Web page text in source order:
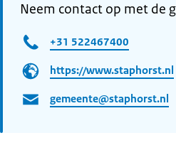
Neem contact op met de
+31 522467400
https://www.staphorst.nl
gemeente@staphorst.nl